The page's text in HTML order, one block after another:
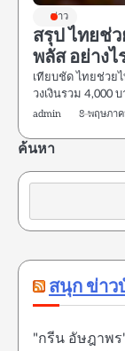
ข่าว
สรุป ไทยช่
พลัส อย่างไ
เทียบชัด ไทยช่วย
วงเงินรวม 4,000
admin 8 พฤษภา
ค้นหา
สนุก ข่าว
"กรีน อัษฎาพ